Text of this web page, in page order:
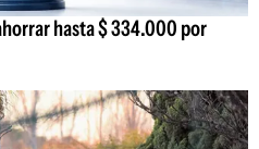
hasta $ 334.000 por